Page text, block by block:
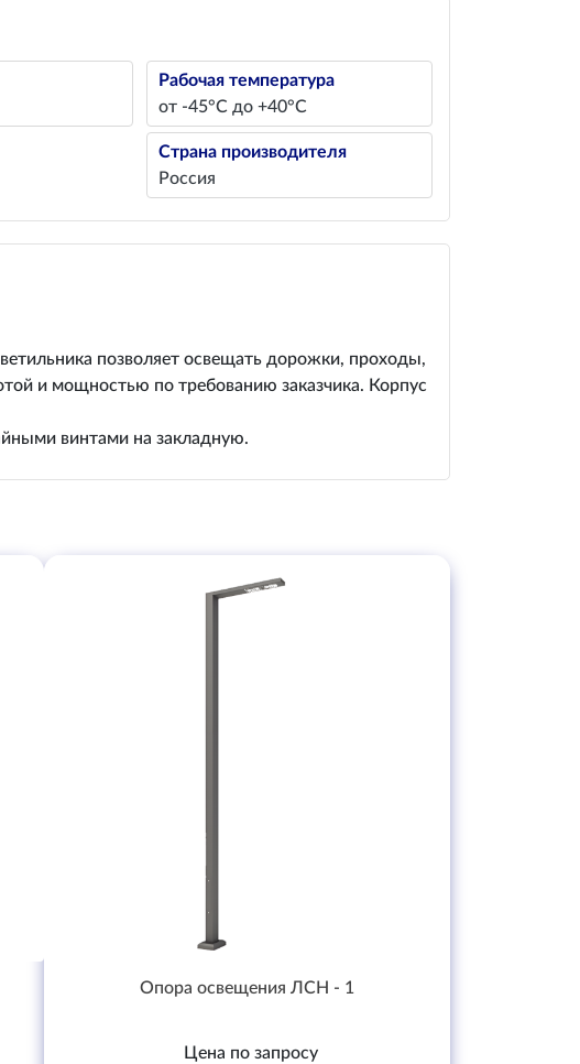
Рабочая температура
от -45°С до +40°С
Страна производителя
Россия
позволяет освещать дорожки, проходы,
и мощностью по требованию заказчика. Корпус
винтами на закладную.
Опора освещения ЛСН - 1
Цена по запросу